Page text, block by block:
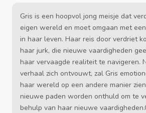
Gris is een hoopvol jong meisje dat
eigen wereld en moet omgaan met
in haar leven. Haar reis door verdriet
haar jurk, die nieuwe vaardigheden
haar vervaagde realiteit te navigeren.
verhaal zich ontvouwt, zal Gris
haar wereld op een andere manier
nieuwe paden worden onthuld om te
behulp van haar nieuwe